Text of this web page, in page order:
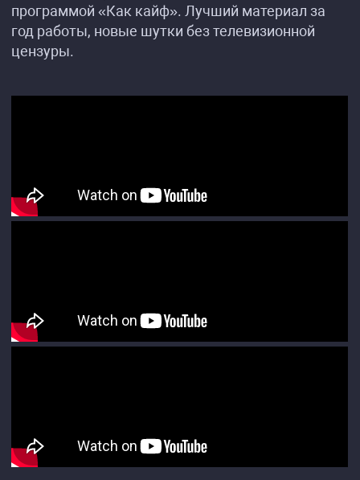
программой «Как кайф». Лучший материал за
год работы, новые шутки без телевизионной
цензуры.